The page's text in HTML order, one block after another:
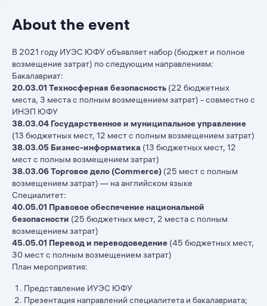
About the event
В 2021 году ИУЭС ЮФУ объявляет набор (бюджет и полное
возмещение затрат) по следующим направлениям:
Бакалавриат:
20.03.01 Техносферная безопасность (22 бюджетных
места, 3 места с полным возмещением затрат) - совместно с
ИНЭП ЮФУ
38.03.04 Государственное и муниципальное управление
(13 бюджетных мест, 12 мест с полным возмещением затрат)
38.03.05 Бизнес-информатика (13 бюджетных мест, 12
мест с полным возмещением затрат)
38.03.06 Торговое дело (Commerce) (25 мест с полным
возмещением затрат) — на английском языке
Специалитет:
40.05.01 Правовое обеспечение национальной
безопасности (25 бюджетных мест, 2 места с полным
возмещением затрат)
45.05.01 Перевод и переводоведение (45 бюджетных мест,
30 мест с полным возмещением затрат)
План мероприятия:
Представление ИУЭС ЮФУ
Презентация направлений специалитета и бакалавриата;